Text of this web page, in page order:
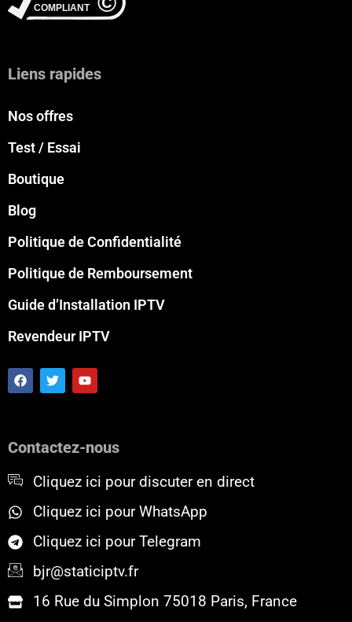
Liens rapides
Nos offres
Test / Essai
Boutique
Blog
Politique de Confidentialité
Politique de Remboursement
Guide d’Installation IPTV
Revendeur IPTV
F
a
c
o
T
w
i
r
Y
o
u
e
Contactez-nous
Cliquez ici pour discuter en direct
Cliquez ici pour WhatsApp
Cliquez ici pour Telegram
bjr@staticiptv.fr
16 Rue du Simplon 75018 Paris, France